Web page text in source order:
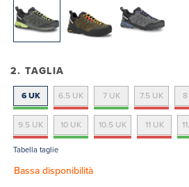
2. TAGLIA
6 UK 6.5 UK 7 UK 7.5 UK
9.5 UK 10 UK 10.5 UK 11 UK
Tabella taglie
Bassa disponibilità